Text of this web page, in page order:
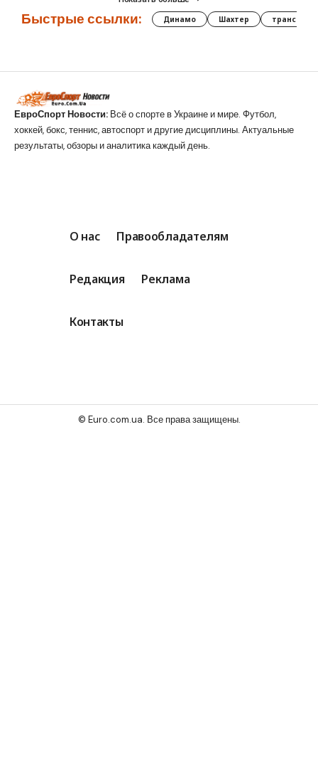
Быстрые ссылки: Динамо Шахтер трансферы
ЕвроСпорт Новости: Всё о спорте в Украине и мире. Футбол,
хоккей, бокс, теннис, автоспорт и другие дисциплины. Актуальные
результаты, обзоры и аналитика каждый день.
О нас Правообладателям
Редакция Реклама
Контакты
© Euro.com.ua. Все права защищены.